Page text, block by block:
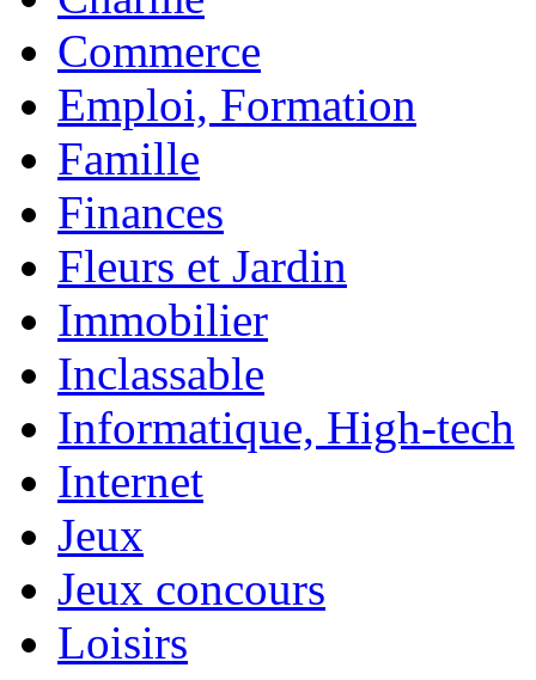
Commerce
Emploi, Formation
Famille
Finances
Fleurs et Jardin
Immobilier
Inclassable
Informatique, High-tech
Internet
Jeux
Jeux concours
Loisirs